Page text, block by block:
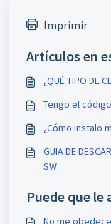
Imprimir
Artículos en
¿QUÉ TIPO DE
Tengo el
¿Cómo instalo
GUIA DE DESCARGA INSTALACION Y PRUEBA DE
SW
Puede que le
No me